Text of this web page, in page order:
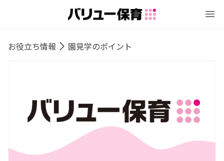
お役立ち情報 園見学のポイント